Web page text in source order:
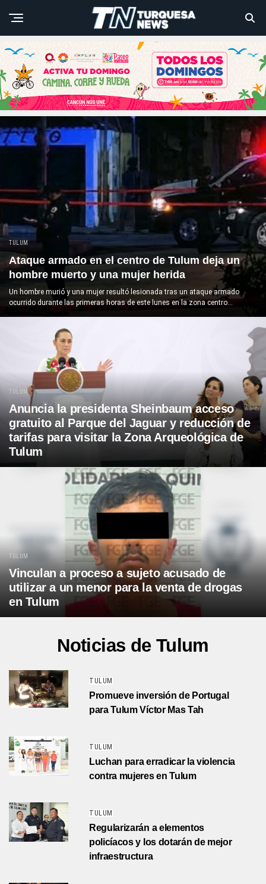
TULUM
Ataque armado en el centro de Tulum deja un
hombre muerto y una mujer herida
Un hombre murió y una mujer resultó lesionada tras un ataque armado
ocurrido durante las primeras horas de este lunes en la zona centro...
TULUM
Anuncia la presidenta Sheinbaum acceso
gratuito al Parque del Jaguar y reducción de
tarifas para visitar la Zona Arqueológica de
Tulum
TULUM
Vinculan a proceso a sujeto acusado de
utilizar a un menor para la venta de drogas
en Tulum
Noticias de Tulum
TULUM
Promueve inversión de Portugal
para Tulum Víctor Mas Tah
TULUM
Luchan para erradicar la violencia
contra mujeres en Tulum
TULUM
Regularizarán a elementos
policíacos y los dotarán de mejor
infraestructura